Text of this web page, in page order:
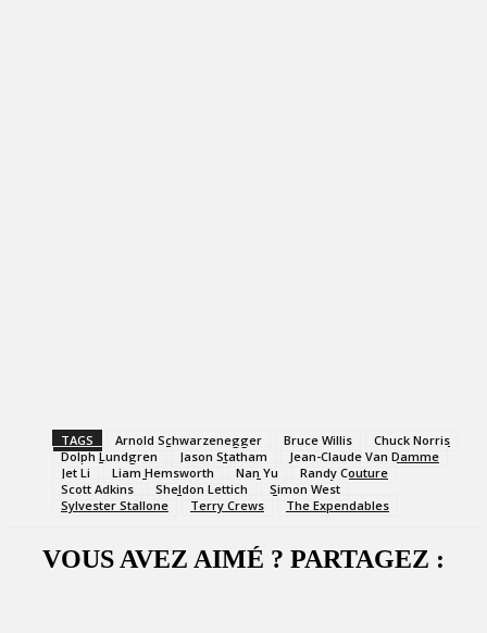
TAGS Arnold Schwarzenegger Bruce Willis
Chuck Norris
Dolph Lundgren
Jason Statham
Jean-Claude Van Damme
Jet Li
Liam Hemsworth Nan Yu
Randy Couture
Scott Adkins
Sheldon Lettich
Simon West
Sylvester Stallone
Terry Crews The Expendables
VOUS AVEZ AIMÉ ? PARTAGEZ :